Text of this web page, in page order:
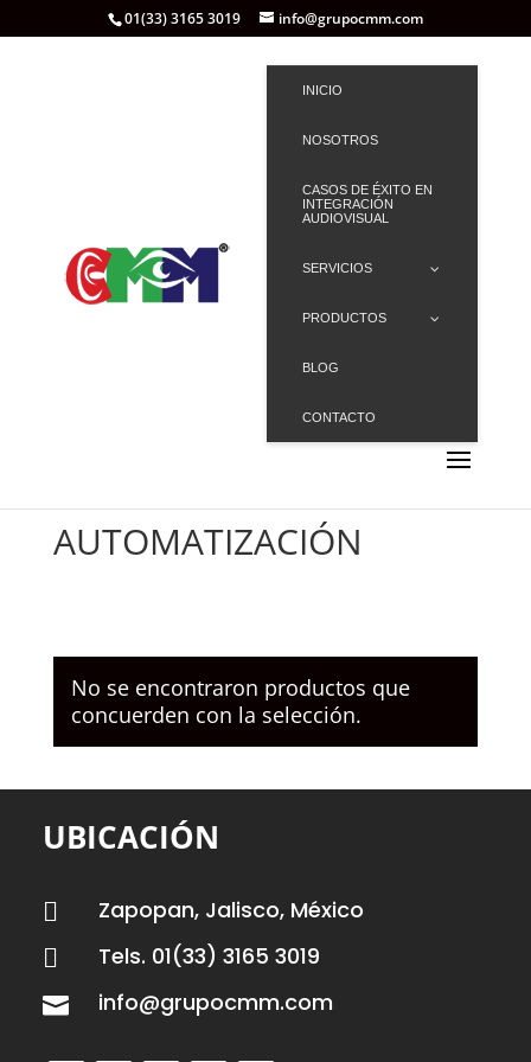
01(33) 3165 3019 info@grupocmm.com
INICIO
NOSOTROS
CASOS DE ÉXITO EN
INTEGRACIÓN
AUDIOVISUAL
SERVICIOS
PRODUCTOS
BLOG
CONTACTO
AUTOMATIZACIÓN
No se encontraron productos que
concuerden con la selección.
UBICACIÓN

Zapopan, Jalisco, México

Tels. 01(33) 3165 3019
 info@grupocmm.com